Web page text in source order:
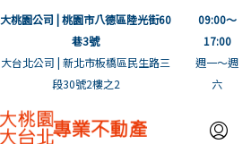
大桃園公司 | 桃園市八德區陸光街60
巷3號
大台北公司 | 新北市板橋區民生路三
段30號2樓之2
09:00～
17:00
週一～週
六